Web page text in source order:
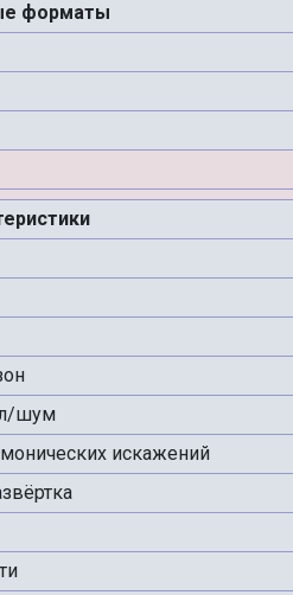
форматы
шум
искажений